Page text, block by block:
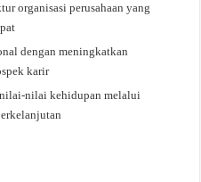
organisasi perusahaan yang
dengan meningkatkan
karir
nilai kehidupan melalui